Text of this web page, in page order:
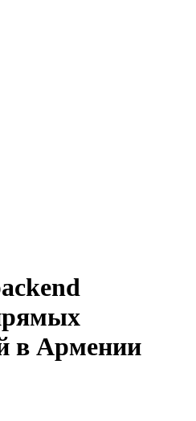
в Армении